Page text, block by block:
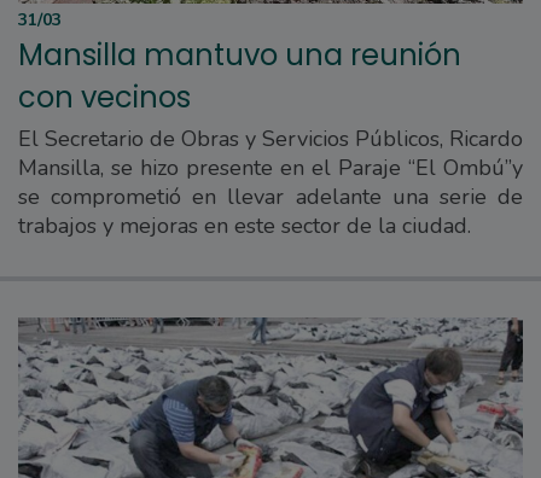
31/03
Mansilla mantuvo una reunión
con vecinos
El Secretario de Obras y Servicios Públicos, Ricardo
Mansilla, se hizo presente en el Paraje “El Ombú”y
se comprometió en llevar adelante una serie de
trabajos y mejoras en este sector de la ciudad.